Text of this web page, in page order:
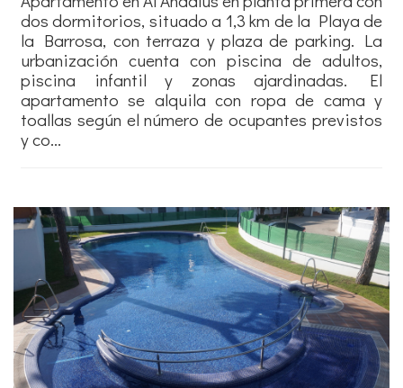
dos dormitorios, situado a 1,3 km de la Playa de
la Barrosa, con terraza y plaza de parking. La
urbanización cuenta con piscina de adultos,
piscina infantil y zonas ajardinadas. El
apartamento se alquila con ropa de cama y
toallas según el número de ocupantes previstos
y co...